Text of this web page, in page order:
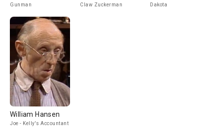
Gunman Claw Zuckerman Dakota
William Hansen
Joe - Kelly's Accountant